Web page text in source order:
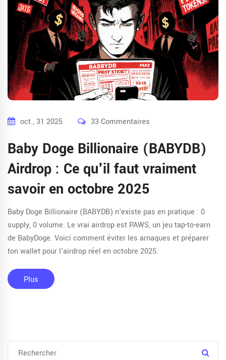
oct., 31 2025 33 Commentaires
Baby Doge Billionaire (BABYDB)
Airdrop : Ce qu'il faut vraiment
savoir en octobre 2025
Baby Doge Billionaire (BABYDB) n'existe pas en pratique : 0
supply, 0 volume. Le vrai airdrop est PAWS, un jeu tap-to-earn
de BabyDoge. Voici comment éviter les arnaques et préparer
ton wallet pour l'airdrop réel en octobre 2025.
Plus